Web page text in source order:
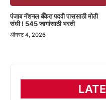
पंजाब नॅशनल बँकेत पदवी पाससाठी मोठी
संधी ! 545 जागांसाठी भरती
ऑगस्ट 4, 2026